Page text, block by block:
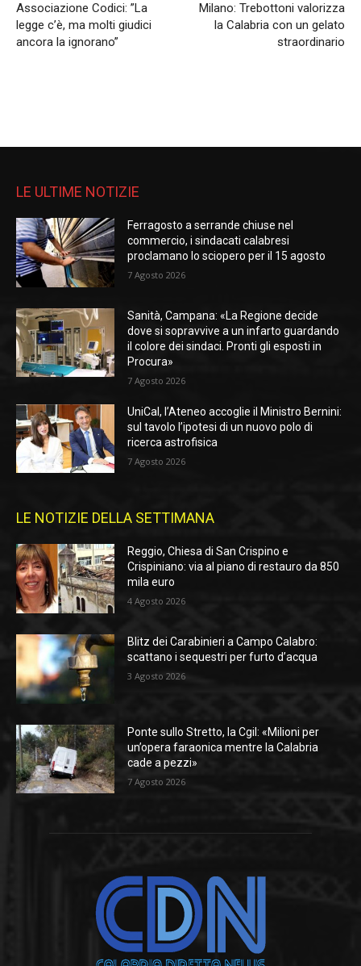
Associazione Codici: ”La
legge c’è, ma molti giudici
ancora la ignorano”
Milano: Trebottoni valorizza
la Calabria con un gelato
straordinario
LE ULTIME NOTIZIE
Ferragosto a serrande chiuse nel
commercio, i sindacati calabresi
proclamano lo sciopero per il 15 agosto
7 Agosto 2026
Sanità, Campana: «La Regione decide
dove si sopravvive a un infarto guardando
il colore dei sindaci. Pronti gli esposti in
Procura»
7 Agosto 2026
UniCal, l’Ateneo accoglie il Ministro Bernini:
sul tavolo l’ipotesi di un nuovo polo di
ricerca astrofisica
7 Agosto 2026
LE NOTIZIE DELLA SETTIMANA
Reggio, Chiesa di San Crispino e
Crispiniano: via al piano di restauro da 850
mila euro
4 Agosto 2026
Blitz dei Carabinieri a Campo Calabro:
scattano i sequestri per furto d’acqua
3 Agosto 2026
Ponte sullo Stretto, la Cgil: «Milioni per
un’opera faraonica mentre la Calabria
cade a pezzi»
7 Agosto 2026